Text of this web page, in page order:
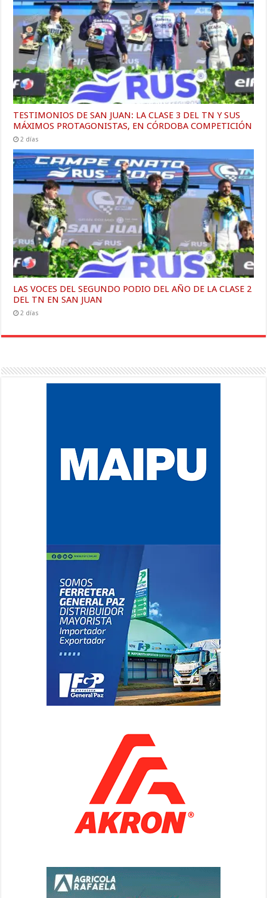
TESTIMONIOS DE SAN JUAN: LA CLASE 3 DEL TN Y SUS
MÁXIMOS PROTAGONISTAS, EN CÓRDOBA COMPETICIÓN
2 días
LAS VOCES DEL SEGUNDO PODIO DEL AÑO DE LA CLASE 2
DEL TN EN SAN JUAN
2 días